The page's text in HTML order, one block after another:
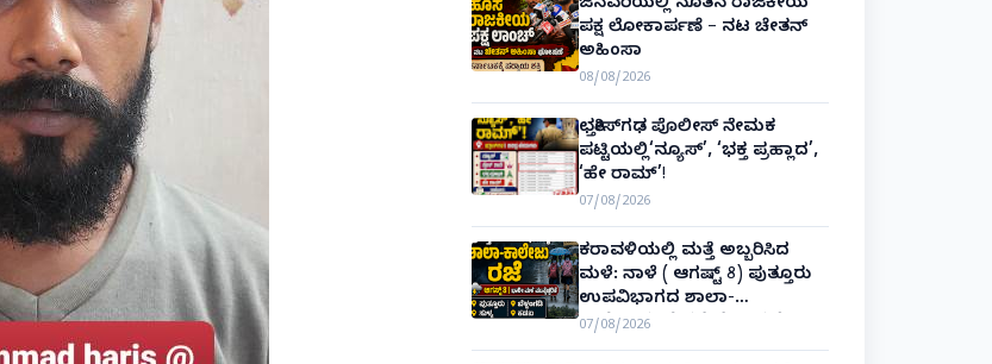
ಜನವರಿಯಲ್ಲಿ ನೂತನ ರಾಜಕೀಯ
ಪಕ್ಷ ಲೋಕಾರ್ಪಣೆ – ನಟ ಚೇತನ್
ಅಹಿಂಸಾ
08/08/2026
ಛತ್ತೀಸ್‌ಗಢ ಪೊಲೀಸ್ ನೇಮಕ
ಪಟ್ಟಿಯಲ್ಲಿ‘ನ್ಯೂಸ್’, ‘ಭಕ್ತ ಪ್ರಹ್ಲಾದ’,
‘ಹೇ ರಾಮ್’!
07/08/2026
ಕರಾವಳಿಯಲ್ಲಿ ಮತ್ತೆ ಅಬ್ಬರಿಸಿದ
ಮಳೆ: ನಾಳೆ ( ಆಗಷ್ಟ್ 8) ಪುತ್ತೂರು
ಉಪವಿಭಾಗದ ಶಾಲಾ-
ಕಾಲೇಜುಗಳಿಗೆ ರಜೆ ಘೋಷಣೆ!
07/08/2026